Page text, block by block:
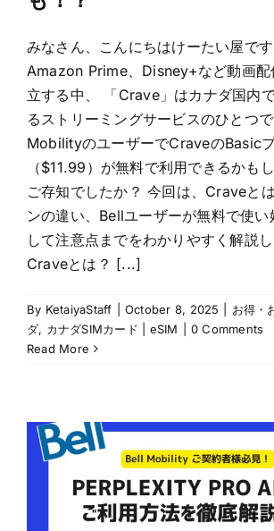
みなさん、こんにちはけーたい屋で
Amazon Prime、Disney+など動画配
立する中、 「Crave」はカナダ国内
るストリーミングサービスのひとつ
MobilityのユーザーでCraveのBasic
（$11.99）が無料で利用できるかも
ご存知でしたか？ 今回は、Craveと
ンの違い、Bellユーザーが無料で使い
して注意点までをわかりやすく解説
Craveとは？ [...]
By KetaiyaStaff October 8, 2025 お得・
ダ, カナダSIMカード | eSIM
0 Comments
Read More